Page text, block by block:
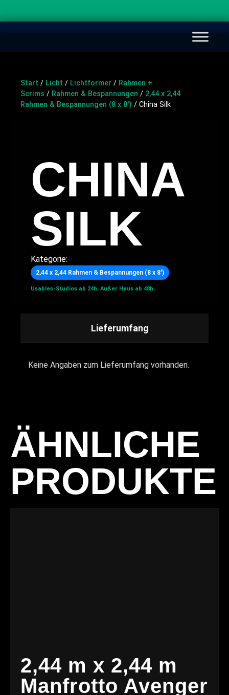
Start / Licht / Lichtformer / Rahmen +
Scrims / Rahmen & Bespannungen / 2,44 x 2,44
Rahmen & Bespannungen (8 x 8′) / China Silk
CHINA
SILK
Kategorie:
2,44 x 2,44 Rahmen & Bespannungen (8 x 8′)
Usables-Studios ab 24h. Außer Haus ab 48h.
Lieferumfang
Keine Angaben zum Lieferumfang vorhanden.
ÄHNLICHE
PRODUKTE
2,44 m x 2,44 m
Manfrotto Avenger